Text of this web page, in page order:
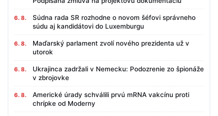
6. 8.
Súdna rada SR rozhodne o novom šéfovi správneho
súdu aj kandidátovi do Luxemburgu
6. 8.
Maďarský parlament zvolí nového prezidenta už v
utorok
6. 8.
Ukrajinca zadržali v Nemecku: Podozrenie zo špionáže
v zbrojovke
6. 8.
Americké úrady schválili prvú mRNA vakcínu proti
chrípke od Moderny